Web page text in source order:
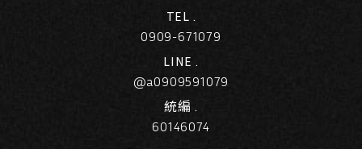
TEL .
0909-671079
LINE .
@a0909591079
統編 .
60146074